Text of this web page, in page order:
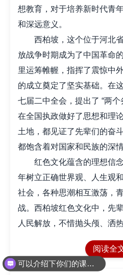
想教育，对于培养新时代青
和深远意义。
西柏坡，这个位于河北
放战争时期成为了中国革命
里运筹帷幄，指挥了震惊中
的成立奠定了坚实基础。在
七届二中全会，提出了 “两
在全国执政做好了思想和理
土地，都见证了先辈们的奋
都饱含着对国家和民族的深情
红色文化蕴含的理想信
年树立正确世界观、人生观
社会，各种思潮相互激荡，
战。西柏坡红色文化中，先
人民解放，不惜抛头颅、洒
念和无畏的革命精神，如同
方向。青年通过学习西柏坡
壮阔的历史，能够深刻认识
阅读全
可以介绍下你们的课程吗？